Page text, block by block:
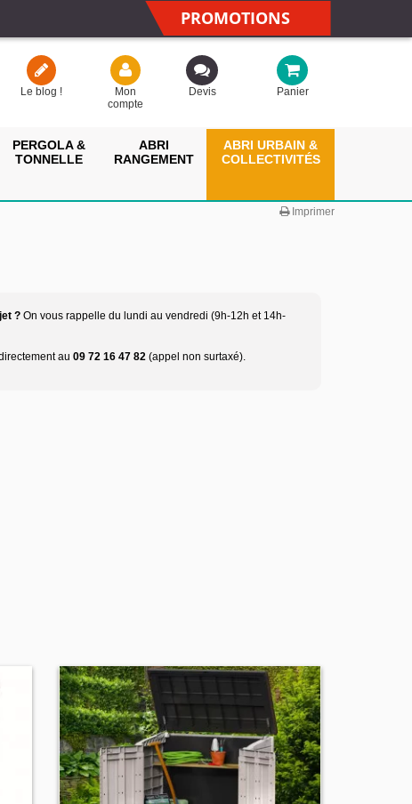
PROMOTIONS
Le blog !
Mon
compte
Devis Panier
PERGOLA &
TONNELLE
ABRI
RANGEMENT
ABRI URBAIN &
COLLECTIVITÉS
Imprimer
? On vous rappelle du lundi au vendredi (9h-12h et 14h-
au 09 72 16 47 82 (appel non surtaxé).